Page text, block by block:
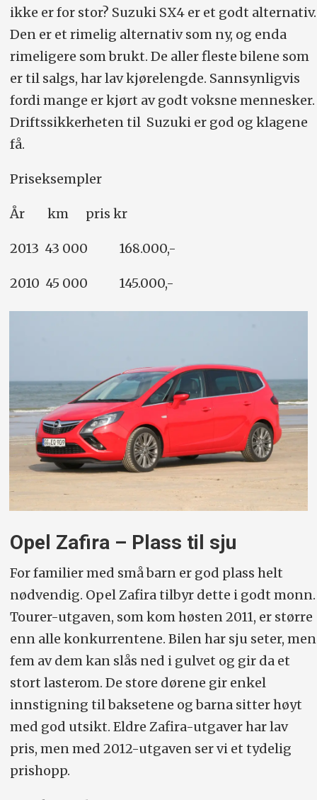
ikke er for stor? Suzuki SX4 er et godt alternativ.
Den er et rimelig alternativ som ny, og enda
rimeligere som brukt. De aller fleste bilene som
er til salgs, har lav kjørelengde. Sannsynligvis
fordi mange er kjørt av godt voksne mennesker.
Driftssikkerheten til Suzuki er god og klagene
få.
Priseksempler
År km pris kr
2013 43 000 168.000,-
2010 45 000 145.000,-
Opel Zafira – Plass til sju
For familier med små barn er god plass helt
nødvendig. Opel Zafira tilbyr dette i godt monn.
Tourer-utgaven, som kom høsten 2011, er større
enn alle konkurrentene. Bilen har sju seter, men
fem av dem kan slås ned i gulvet og gir da et
stort lasterom. De store dørene gir enkel
innstigning til baksetene og barna sitter høyt
med god utsikt. Eldre Zafira-utgaver har lav
pris, men med 2012-utgaven ser vi et tydelig
prishopp.